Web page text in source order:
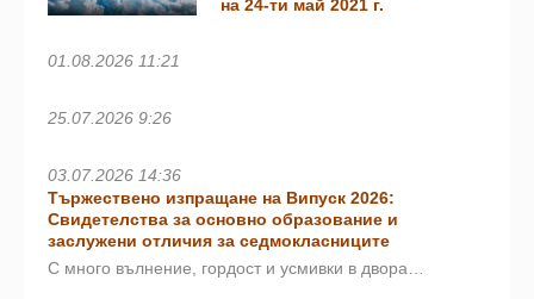
на 24-ти май 2021 г.
01.08.2026 11:21
25.07.2026 9:26
03.07.2026 14:36
Тържествено изпращане на Випуск 2026:
Свидетелства за основно образование и
заслужени отличия за седмокласниците
С много вълнение, гордост и усмивки в двора…